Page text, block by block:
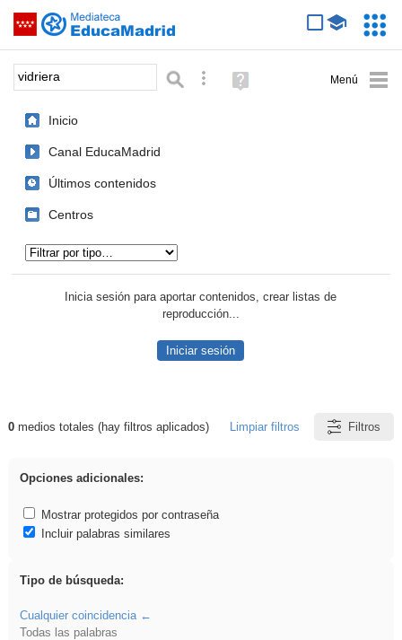
Saltar navegación
Palabra o frase: Búsqueda avanzada
Ayuda
(en
Inicio
Canal EducaMadrid
Últimos contenidos
Centros
Inicia sesión para aportar contenidos, crear listas de
reproducción...
Iniciar sesión
Resultados de: vidriera
0medios totales (hay filtros aplicados) Limpiar filtros Filtros
Opciones adicionales:
Mostrar protegidos por contraseña
Incluir palabras similares
Tipo de búsqueda:
Cualquier coincidencia
Todas las palabras